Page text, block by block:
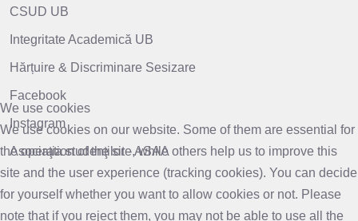
CSUD UB
Integritate Academică UB
Hărțuire & Discriminare Sesizare
Facebook
Instagram
Asociaţia studenţilor - ASAA
We use cookies
We use cookies on our website. Some of them are essential for
the operation of the site, while others help us to improve this
site and the user experience (tracking cookies). You can decide
for yourself whether you want to allow cookies or not. Please
note that if you reject them, you may not be able to use all the